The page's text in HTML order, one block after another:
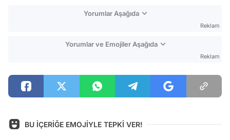
Yorumlar Aşağıda
Reklam
Yorumlar ve Emojiler Aşağıda
Reklam
BU İÇERİĞE EMOJİYLE TEPKİ VER!